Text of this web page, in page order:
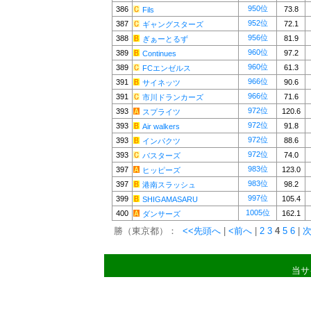
386
Fils 950位
73.8
387
ギャングスターズ 952位
72.1
388
ぎぁーとるず 956位
81.9
389
Continues 960位
97.2
389
FCエンゼルス 960位
61.3
391
サイネッツ 966位
90.6
391
市川ドランカーズ 966位
71.6
393
スプライツ 972位
120.6
393
Air walkers 972位
91.8
393
インパクツ 972位
88.6
393
バスターズ 972位
74.0
397
ヒッピーズ 983位
123.0
397
港南スラッシュ 983位
98.2
399
SHIGAMASARU 997位
105.4
400
ダンサーズ 1005位 162.1
勝（東京都）： <<先頭へ <前へ 2 3 4 5 6
当